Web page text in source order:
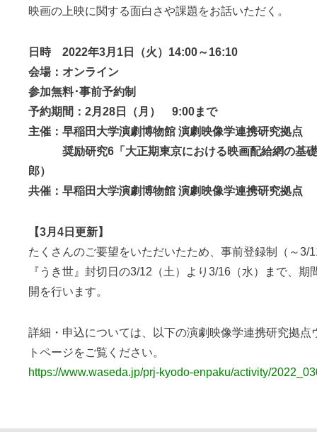
映画の上映に関する面白さや課題をお話いただく。
日時 2022年3月1日（火）14:00～16:10
会場：オンライン
参加無料･事前予約制
予約期間：2月28日（月） 9:00まで
主催：早稲田大学演劇博物館 演劇映像学連携研究拠点
奨励研究6「大正期東京における映画配給網の基礎
郎）
共催：早稲田大学演劇博物館 演劇映像学連携研究拠点
【3月4日更新】
たくさんのご要望をいただいたため、事前登録制（～3/
『うき世』封切日の3/12（土）より3/16（水）まで、期
開を行います。
詳細・申込については、以下の演劇映像学連携研究拠点
トページをご覧ください。
https://www.waseda.jp/prj-kyodo-enpaku/activity/